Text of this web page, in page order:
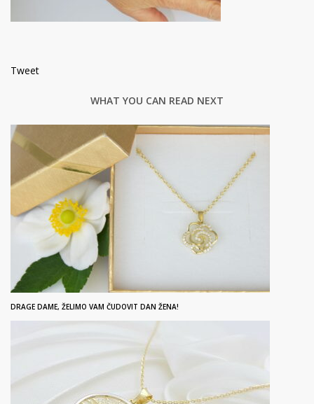
Tweet
WHAT YOU CAN READ NEXT
DRAGE DAME, ŽELIMO VAM ČUDOVIT DAN ŽENA!